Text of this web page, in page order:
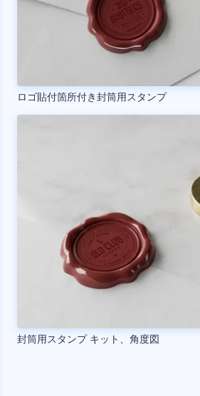
ロゴ貼付箇所付き封筒用スタンプ
封筒用スタンプ キット、角度図